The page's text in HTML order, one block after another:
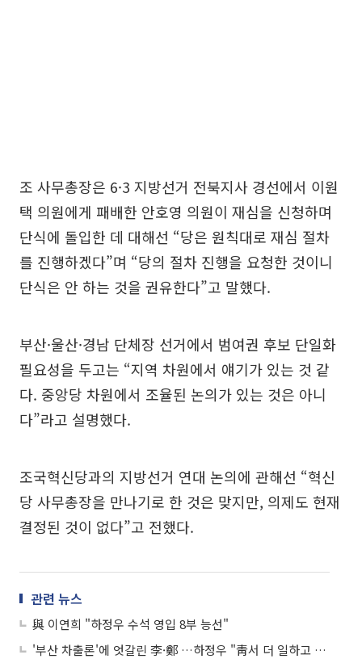
조 사무총장은 6·3 지방선거 전북지사 경선에서 이원
택 의원에게 패배한 안호영 의원이 재심을 신청하며
단식에 돌입한 데 대해선 “당은 원칙대로 재심 절차
를 진행하겠다”며 “당의 절차 진행을 요청한 것이니
단식은 안 하는 것을 권유한다”고 말했다.
부산·울산·경남 단체장 선거에서 범여권 후보 단일화
필요성을 두고는 “지역 차원에서 얘기가 있는 것 같
다. 중앙당 차원에서 조율된 논의가 있는 것은 아니
다”라고 설명했다.
조국혁신당과의 지방선거 연대 논의에 관해선 “혁신
당 사무총장을 만나기로 한 것은 맞지만, 의제도 현재
결정된 것이 없다”고 전했다.
관련 뉴스
與 이연희 "하정우 수석 영입 8부 능선"
'부산 차출론'에 엇갈린 李·鄭 …하정우 "靑서 더 일하고 싶어"